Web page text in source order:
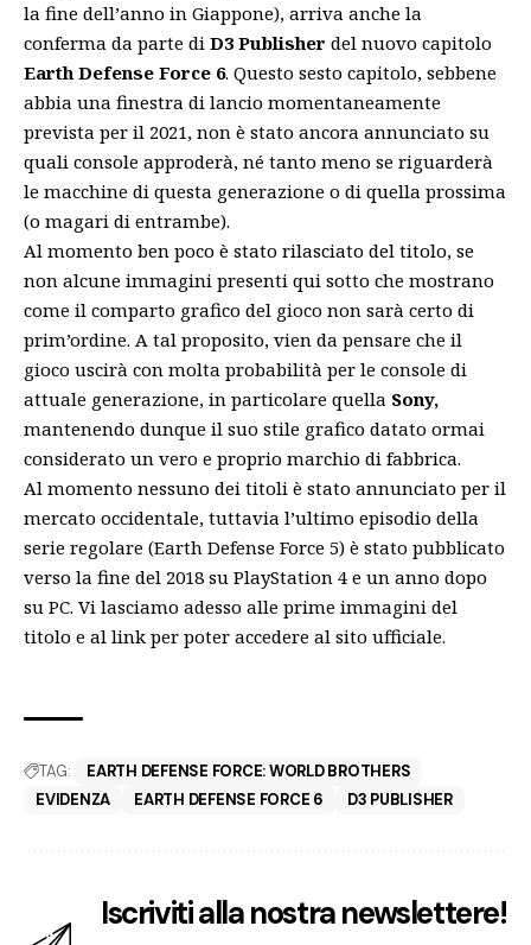
la fine dell’anno in Giappone), arriva anche la
conferma da parte di D3 Publisher del nuovo capitolo
Earth Defense Force 6. Questo sesto capitolo, sebbene
abbia una finestra di lancio momentaneamente
prevista per il 2021, non è stato ancora annunciato su
quali console approderà, né tanto meno se riguarderà
le macchine di questa generazione o di quella prossima
(o magari di entrambe).
Al momento ben poco è stato rilasciato del titolo, se
non alcune immagini presenti qui sotto che mostrano
come il comparto grafico del gioco non sarà certo di
prim’ordine. A tal proposito, vien da pensare che il
gioco uscirà con molta probabilità per le console di
attuale generazione, in particolare quella Sony,
mantenendo dunque il suo stile grafico datato ormai
considerato un vero e proprio marchio di fabbrica.
Al momento nessuno dei titoli è stato annunciato per il
mercato occidentale, tuttavia l’ultimo episodio della
serie regolare (Earth Defense Force 5) è stato pubblicato
verso la fine del 2018 su PlayStation 4 e un anno dopo
su PC. Vi lasciamo adesso alle prime immagini del
titolo e al link per poter accedere al sito ufficiale.
TAG:
EARTH DEFENSE FORCE: WORLD BROTHERS
EVIDENZA
EARTH DEFENSE FORCE 6 D3 PUBLISHER
Iscriviti alla nostra newslettere!